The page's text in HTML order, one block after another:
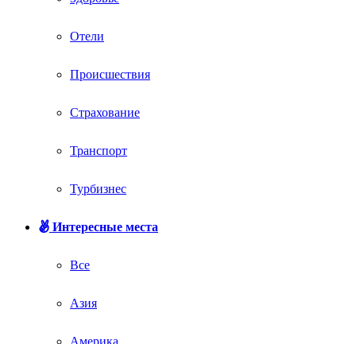
Отели
Происшествия
Страхование
Транспорт
Турбизнес
Интересные места
Все
Азия
Америка